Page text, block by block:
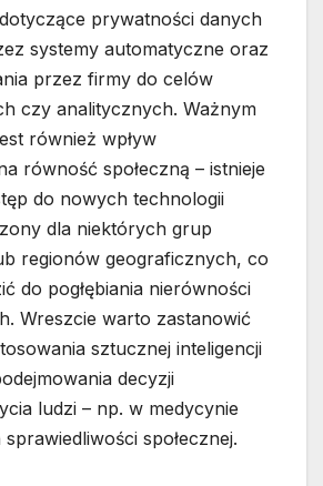
prywatności danych
systemy automatyczne oraz
przez firmy do celów
czy analitycznych. Ważnym
również wpływ
równość społeczną – istnieje
do nowych technologii
dla niektórych grup
regionów geograficznych, co
do pogłębiania nierówności
Wreszcie warto zastanowić
sztucznej inteligencji
decyzji
ludzi – np. w medycynie
społecznej.